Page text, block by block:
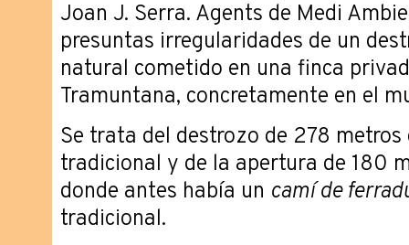
Joan J. Serra. Agents de Medi
presuntas irregularidades de un
natural cometido en una finca
Tramuntana, concretamente en el
Se trata del destrozo de 278 metros
tradicional y de la apertura de 180
donde antes había un camí de
tradicional.